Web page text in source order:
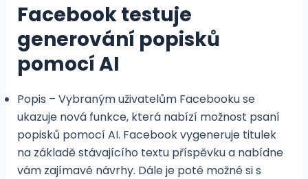
Facebook testuje
generování popisků
pomocí AI
Popis – Vybraným uživatelům Facebooku se
ukazuje nová funkce, která nabízí možnost psaní
popisků pomocí AI. Facebook vygeneruje titulek
na základě stávajícího textu příspěvku a nabídne
vám zajímavé návrhy. Dále je poté možné si s